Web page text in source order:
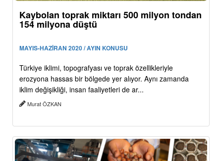
Kaybolan toprak miktarı 500 milyon tondan
154 milyona düştü
MAYIS-HAZİRAN 2020 / AYIN KONUSU
Türkiye iklimi, topografyası ve toprak özellikleriyle
erozyona hassas bir bölgede yer alıyor. Aynı zamanda
iklim değişikliği, insan faaliyetleri de ar...
Murat ÖZKAN